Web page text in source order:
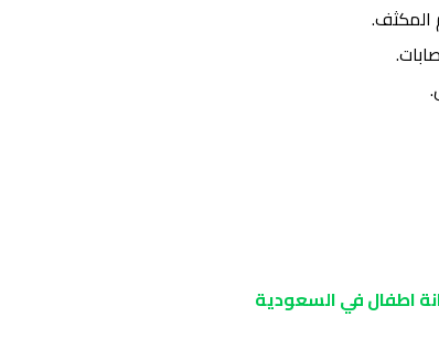
المكثف.
اطفال في السعودية